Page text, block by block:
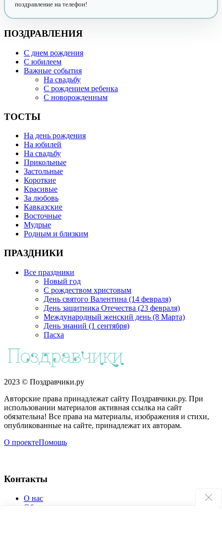
поздравление на телефон!
ПОЗДРАВЛЕНИЯ
С днем рождения
С юбилеем
Важные события
На свадьбу
С рождением ребенка
С новорожденным
ТОСТЫ
На день рождения
На юбилей
На свадьбу
Прикольные
Застольные
Короткие
Красивые
За любовь
Кавказские
Восточные
Мудрые
Родным и близким
ПРАЗДНИКИ
Все праздники
Новый год
С рождеством христовым
День святого Валентина (14 февраля)
День защитника Отечества (23 февраля)
Международный женский день (8 Марта)
День знаний (1 сентября)
Пасха
2023 © Поздравчики.ру
Авторские права принадлежат сайту Поздравчики.ру. При
использовании материалов активная ссылка на сайт
обязательна! Все права на материалы, изображения и стихи,
опубликованные на сайте, принадлежат их авторам.
О проектеПомощь
Контакты
О нас
Обратная связь